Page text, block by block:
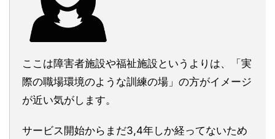
ここは障害者施設や福祉施設というよりは、「実
際の職場環境のような訓練の場」の方がイメージ
が近い気がします。
サービス開始からまだ3,4年しか経ってないため